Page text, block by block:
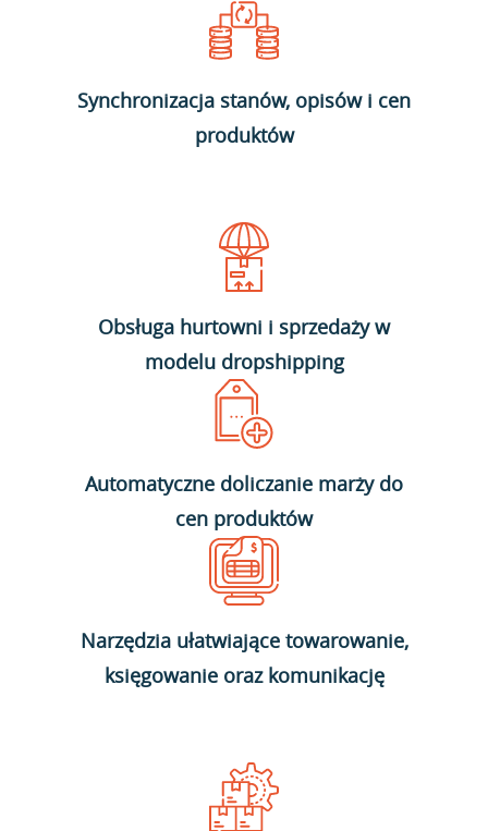
Synchronizacja stanów, opisów i cen
produktów
Obsługa hurtowni i sprzedaży w
modelu dropshipping
Automatyczne doliczanie marży do
cen produktów
Narzędzia ułatwiające towarowanie,
księgowanie oraz komunikację